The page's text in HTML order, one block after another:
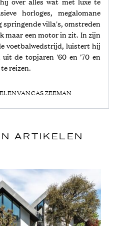
horloges, megalomane
springende villa's, omstreden
maar een motor in zit. In zijn
voetbalwedstrijd, luistert hij
uit de topjaren '60 en '70 en
reizen.
VAN CAS ZEEMAN
ARTIKELEN